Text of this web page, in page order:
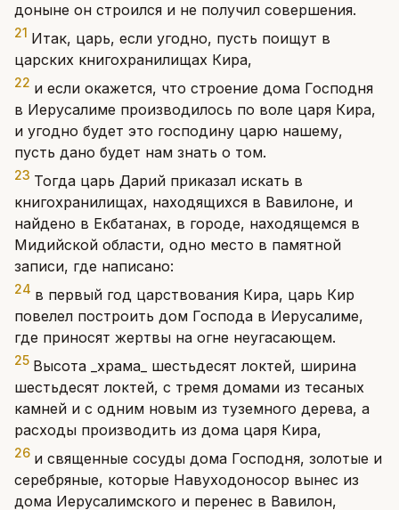
доныне он строился и не получил совершения.
21 Итак, царь, если угодно, пусть поищут в
царских книгохранилищах Кира,
22 и если окажется, что строение дома Господня
в Иерусалиме производилось по воле царя Кира,
и угодно будет это господину царю нашему,
пусть дано будет нам знать о том.
23 Тогда царь Дарий приказал искать в
книгохранилищах, находящихся в Вавилоне, и
найдено в Екбатанах, в городе, находящемся в
Мидийской области, одно место в памятной
записи, где написано:
24 в первый год царствования Кира, царь Кир
повелел построить дом Господа в Иерусалиме,
где приносят жертвы на огне неугасающем.
25 Высота _храма_ шестьдесят локтей, ширина
шестьдесят локтей, с тремя домами из тесаных
камней и с одним новым из туземного дерева, а
расходы производить из дома царя Кира,
26 и священные сосуды дома Господня, золотые и
серебряные, которые Навуходоносор вынес из
дома Иерусалимского и перенес в Вавилон,